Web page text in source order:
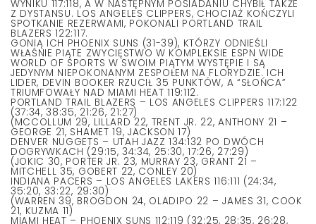
WYNIKU 117:118, A W NASTĘPNYM POSIADANIU CHYBIŁ TAKŻE
Z DYSTANSU. LOS ANGELES CLIPPERS, CHOCIAŻ KOŃCZYLI
SPOTKANIE REZERWAMI, POKONALI PORTLAND TRAIL
BLAZERS 122:117.
GONIĄ ICH PHOENIX SUNS (31-39), KTÓRZY ODNIEŚLI
WŁAŚNIE PIĄTE ZWYCIĘSTWO W KOMPLEKSIE ESPN WIDE
WORLD OF SPORTS W SWOIM PIĄTYM WYSTĘPIE I SĄ
JEDYNYM NIEPOKONANYM ZESPOŁEM NA FLORYDZIE. ICH
LIDER, DEVIN BOOKER RZUCIŁ 35 PUNKTÓW, A “SŁOŃCA”
TRIUMFOWAŁY NAD MIAMI HEAT 119:112.
PORTLAND TRAIL BLAZERS – LOS ANGELES CLIPPERS 117:122
(37:34, 38:35, 21:26, 21:27)
(MCCOLLUM 29, LILLARD 22, TRENT JR. 22, ANTHONY 21 –
GEORGE 21, SHAMET 19, JACKSON 17)
DENVER NUGGETS – UTAH JAZZ 134:132 PO DWÓCH
DOGRYWKACH (29:15, 34:34, 25:30, 17:26, 27:29)
(JOKIC 30, PORTER JR. 23, MURRAY 23, GRANT 21 –
MITCHELL 35, GOBERT 22, CONLEY 20)
INDIANA PACERS – LOS ANGELES LAKERS 116:111 (24:34,
35:20, 33:22, 29:30)
(WARREN 39, BROGDON 24, OLADIPO 22 – JAMES 31, COOK
21, KUZMA 11)
MIAMI HEAT – PHOENIX SUNS 112:119 (32:25, 28:35, 26:28,